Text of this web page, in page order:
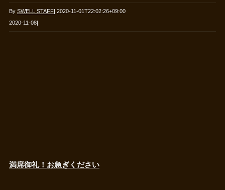
By SWELL STAFF| 2020-11-01T22:02:26+09:00
2020-11-08|
満席御礼！お急ぎください